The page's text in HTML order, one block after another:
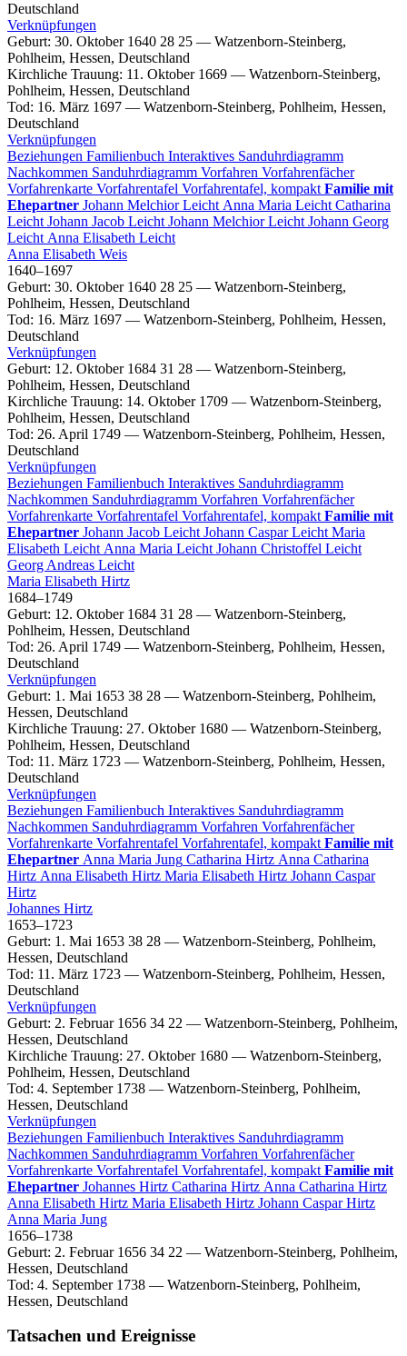
Deutschland
Verknüpfungen
Geburt: 30. Oktober 1640 28 25 — Watzenborn-Steinberg,
Pohlheim, Hessen, Deutschland
Kirchliche Trauung: 11. Oktober 1669 — Watzenborn-Steinberg,
Pohlheim, Hessen, Deutschland
Tod: 16. März 1697 — Watzenborn-Steinberg, Pohlheim, Hessen,
Deutschland
Verknüpfungen
Beziehungen Familienbuch Interaktives Sanduhrdiagramm
Nachkommen Sanduhrdiagramm Vorfahren Vorfahrenfächer
Vorfahrenkarte Vorfahrentafel Vorfahrentafel, kompakt Familie mit
Ehepartner Johann MelchiorLeicht Anna Maria Leicht Catharina
Leicht Johann Jacob Leicht Johann MelchiorLeicht Johann Georg
Leicht Anna Elisabeth Leicht
Anna Elisabeth Weis
1640–1697
Geburt: 30. Oktober 1640 28 25 — Watzenborn-Steinberg,
Pohlheim, Hessen, Deutschland
Tod: 16. März 1697 — Watzenborn-Steinberg, Pohlheim, Hessen,
Deutschland
Verknüpfungen
Geburt: 12. Oktober 1684 31 28 — Watzenborn-Steinberg,
Pohlheim, Hessen, Deutschland
Kirchliche Trauung: 14. Oktober 1709 — Watzenborn-Steinberg,
Pohlheim, Hessen, Deutschland
Tod: 26. April 1749 — Watzenborn-Steinberg, Pohlheim, Hessen,
Deutschland
Verknüpfungen
Beziehungen Familienbuch Interaktives Sanduhrdiagramm
Nachkommen Sanduhrdiagramm Vorfahren Vorfahrenfächer
Vorfahrenkarte Vorfahrentafel Vorfahrentafel, kompakt Familie mit
Ehepartner Johann Jacob Leicht Johann CasparLeicht Maria
Elisabeth Leicht Anna Maria Leicht Johann Christoffel Leicht
Georg Andreas Leicht
Maria Elisabeth Hirtz
1684–1749
Geburt: 12. Oktober 1684 31 28 — Watzenborn-Steinberg,
Pohlheim, Hessen, Deutschland
Tod: 26. April 1749 — Watzenborn-Steinberg, Pohlheim, Hessen,
Deutschland
Verknüpfungen
Geburt: 1. Mai 1653 38 28 — Watzenborn-Steinberg, Pohlheim,
Hessen, Deutschland
Kirchliche Trauung: 27. Oktober 1680 — Watzenborn-Steinberg,
Pohlheim, Hessen, Deutschland
Tod: 11. März 1723 — Watzenborn-Steinberg, Pohlheim, Hessen,
Deutschland
Verknüpfungen
Beziehungen Familienbuch Interaktives Sanduhrdiagramm
Nachkommen Sanduhrdiagramm Vorfahren Vorfahrenfächer
Vorfahrenkarte Vorfahrentafel Vorfahrentafel, kompakt Familie mit
Ehepartner Anna Maria Jung Catharina Hirtz Anna Catharina
Hirtz Anna Elisabeth Hirtz Maria Elisabeth Hirtz Johann Caspar
Hirtz
Johannes Hirtz
1653–1723
Geburt: 1. Mai 1653 38 28 — Watzenborn-Steinberg, Pohlheim,
Hessen, Deutschland
Tod: 11. März 1723 — Watzenborn-Steinberg, Pohlheim, Hessen,
Deutschland
Verknüpfungen
Geburt: 2. Februar 1656 34 22 — Watzenborn-Steinberg, Pohlheim,
Hessen, Deutschland
Kirchliche Trauung: 27. Oktober 1680 — Watzenborn-Steinberg,
Pohlheim, Hessen, Deutschland
Tod: 4. September 1738 — Watzenborn-Steinberg, Pohlheim,
Hessen, Deutschland
Verknüpfungen
Beziehungen Familienbuch Interaktives Sanduhrdiagramm
Nachkommen Sanduhrdiagramm Vorfahren Vorfahrenfächer
Vorfahrenkarte Vorfahrentafel Vorfahrentafel, kompakt Familie mit
Ehepartner Johannes Hirtz Catharina Hirtz Anna Catharina Hirtz
Anna Elisabeth Hirtz Maria Elisabeth Hirtz Johann CasparHirtz
Anna Maria Jung
1656–1738
Geburt: 2. Februar 1656 34 22 — Watzenborn-Steinberg, Pohlheim,
Hessen, Deutschland
Tod: 4. September 1738 — Watzenborn-Steinberg, Pohlheim,
Hessen, Deutschland
Tatsachen und Ereignisse